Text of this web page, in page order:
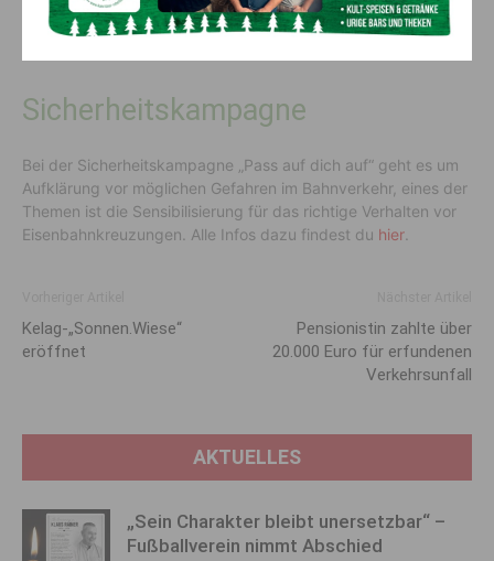
Rotlichtes von Lichtzeichenanlagen durch
Straßenverkehrsteilnehmer an Eisenbahnkreuzungen
Sicherheitskampagne
Bei der Sicherheitskampagne „Pass auf dich auf“ geht es um
Aufklärung vor möglichen Gefahren im Bahnverkehr, eines der
Themen ist die Sensibilisierung für das richtige Verhalten vor
Eisenbahnkreuzungen. Alle Infos dazu findest du hier
Kelag-„Sonnen.Wiese“
eröffnet
Pensionistin zahlte über
20.000 Euro für erfundenen
Verkehrsunfall
AKTUELLES
„Sein Charakter bleibt unersetzbar“ –
Fußballverein nimmt Abschied